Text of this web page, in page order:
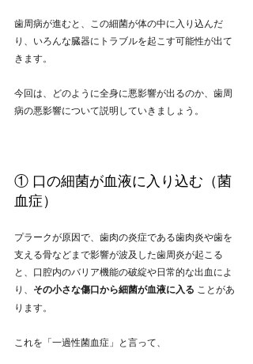
歯周病が進むと、この細菌が体の中に入り込んだ
り、いろんな臓器にトラブルを起こす可能性が出て
きます。
今回は、どのように全身に悪影響が出るのか、歯周
病の悪影響について説明していきましょう。
① 口の細菌が血液に入り込む（菌
血症）
プラークが原因で、歯肉の炎症である歯肉炎や歯を
支える骨などまで影響が波及した歯周炎が起こる
と、口腔内のバリア機能の破綻や日常的な出血によ
り、 その小さな傷口から細菌が血液に入る ことがあ
ります。
これを「一過性菌血症」と言って、